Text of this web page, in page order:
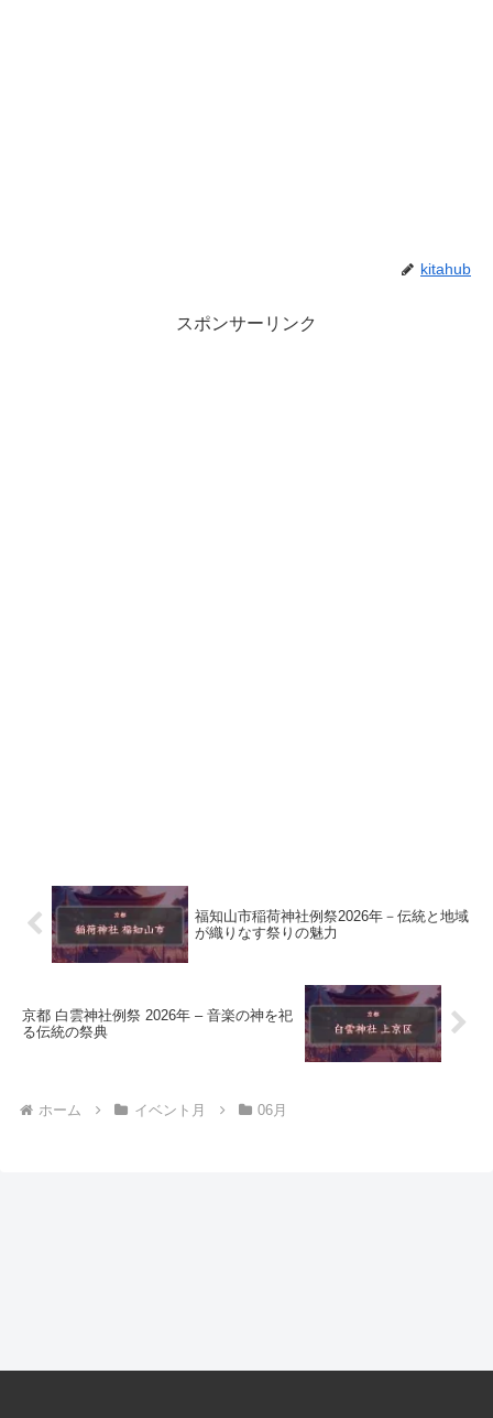
kitahub
スポンサーリンク
福知山市稲荷神社例祭2026年－伝統と地域
が織りなす祭りの魅力
京都 白雲神社例祭 2026年 – 音楽の神を祀
る伝統の祭典
ホーム イベント月 06月